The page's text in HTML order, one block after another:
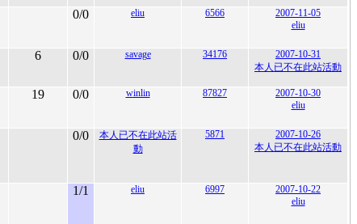
0/0 eliu 6566
2007-11-05
eliu
6 0/0 savage 34176
2007-10-31
本人已不在此站活動
19 0/0 winlin 87827
2007-10-30
eliu
0/0
本人已不在此站活
動
5871
2007-10-26
本人已不在此站活動
1/1 eliu 6997
2007-10-22
eliu